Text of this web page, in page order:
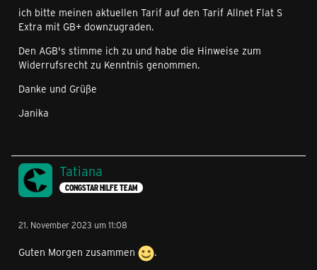
Freundeskreis?
Hey @matthiasw ,
ich habe dir den gewünschten Wechsel eingestellt, eine
OK, da wurde wohl was missverstanden. Immerhin
bekommst du so jedes Jahr 5 GB on Top umsonst dazu.
Aber natürlich ksnn ich den Wechsel von der
ich bitte meinen aktuellen Tarif auf den Tarif Allnet Flat S
Extra mit GB+ downzugraden.
Den AGB's stimme ich zu und habe die Hinweise zum
Widerrufsrecht zu Kenntnis genommen.
Danke und Grüße
Janika
Tatiana
CONGSTAR HILFE TEAM
21. November 2023 um 11:08
Guten Morgen zusammen
.